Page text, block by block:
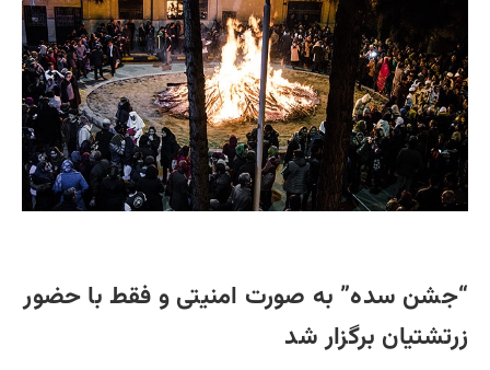
“جشن سده” به صورت امنیتی و فقط با حضور
زرتشتیان برگزار شد